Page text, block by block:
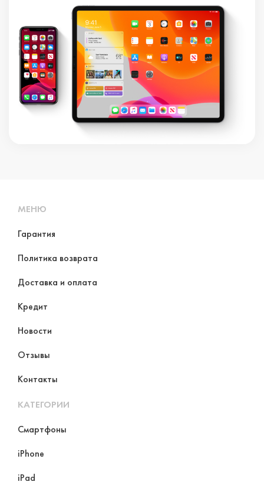
МЕНЮ
Гарантия
Политика возврата
Доставка и оплата
Кредит
Новости
Отзывы
Контакты
КАТЕГОРИИ
Смартфоны
iPhone
iPad